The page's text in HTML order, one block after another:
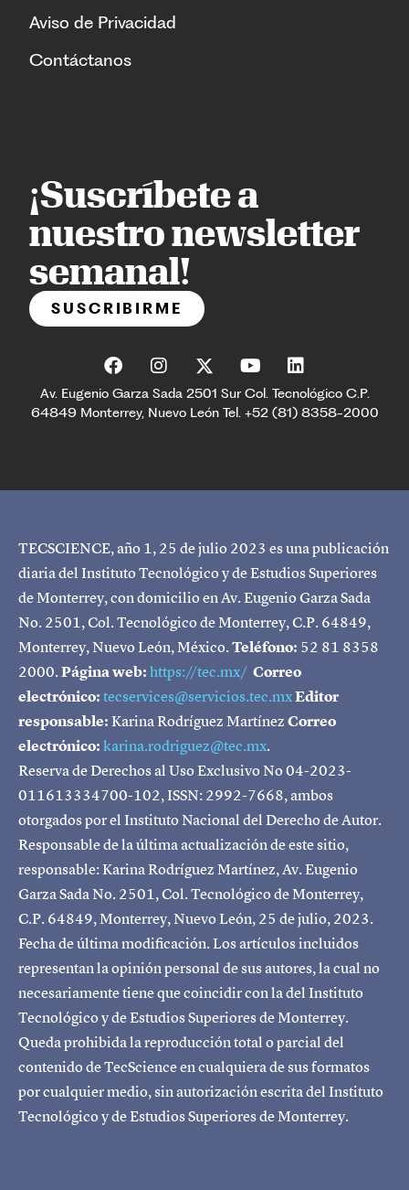
Aviso de Privacidad
Contáctanos
¡Suscríbete a
nuestro newsletter
semanal!
SUSCRIBIRME
Av. Eugenio Garza Sada 2501 Sur Col. Tecnológico C.P.
64849 Monterrey, Nuevo León Tel. +52 (81) 8358-2000
TECSCIENCE, año 1, 25 de julio 2023 es una publicación
diaria del Instituto Tecnológico y de Estudios Superiores
de Monterrey, con domicilio en Av. Eugenio Garza Sada
No. 2501, Col. Tecnológico de Monterrey, C.P. 64849,
Monterrey, Nuevo León, México.Teléfono: 52 81 8358
2000.Página web:https://tec.mx/ Correo
electrónico:tecservices@servicios.tec.mxEditor
responsable:Karina Rodríguez MartínezCorreo
electrónico:karina.rodriguez@tec.mx.
Reserva de Derechos al Uso Exclusivo No 04-2023-
011613334700-102, ISSN: 2992-7668, ambos
otorgados por el Instituto Nacional del Derecho de Autor.
Responsable de la última actualización de este sitio,
responsable: Karina Rodríguez Martínez, Av. Eugenio
Garza Sada No. 2501, Col. Tecnológico de Monterrey,
C.P. 64849, Monterrey, Nuevo León, 25 de julio, 2023.
Fecha de última modificación. Los artículos incluidos
representan la opinión personal de sus autores, la cual no
necesariamente tiene que coincidir con la del Instituto
Tecnológico y de Estudios Superiores de Monterrey.
Queda prohibida la reproducción total o parcial del
contenido de TecScience en cualquiera de sus formatos
por cualquier medio, sin autorización escrita del Instituto
Tecnológico y de Estudios Superiores de Monterrey.